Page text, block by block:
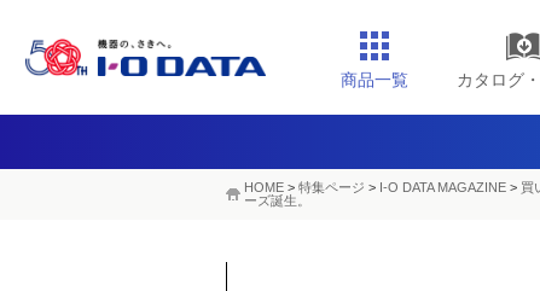
商品一覧 カタログ
HOME > 特集ページ > I-O DATA MAGAZINE > 買
ーズ誕生。